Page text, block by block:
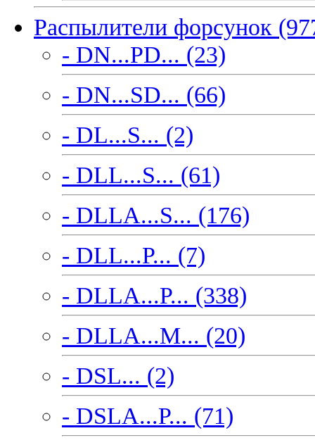
Распылители форсунок
- DN...PD... (23)
- DN...SD... (66)
- DL...S... (2)
- DLL...S... (61)
- DLLA...S... (176)
- DLL...P... (7)
- DLLA...P... (338)
- DLLA...M... (20)
- DSL... (2)
- DSLA...P... (71)